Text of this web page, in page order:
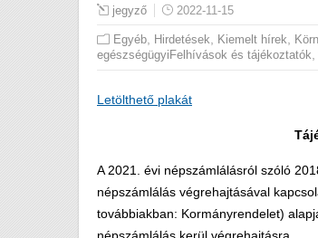
jegyző 2022-11-15
Egyéb Hirdetések Kiemelt hírek
egészségügyiFelhívások és tájékoztatók
Letölthető plakát
A 2021. évi népszámlálásról szóló
népszámlálás végrehajtásával
továbbiakban: Kormányrendelet)